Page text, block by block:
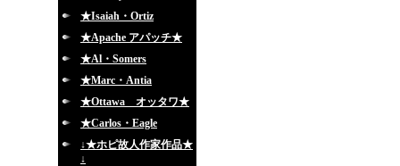
★Isaiah・Ortiz
★Apache アパッチ★
★Al・Somers
★Marc・Antia
★Ottawa オッタワ★
★Carlos・Eagle
↓★ホピ故人作家作品★
↓